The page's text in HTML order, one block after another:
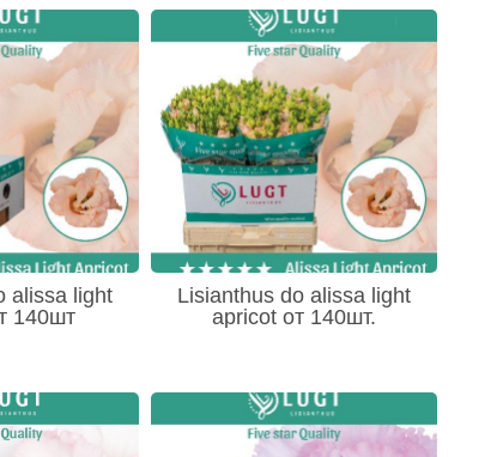
alissa light
140шт
Lisianthus do alissa light
apricot от 140шт.